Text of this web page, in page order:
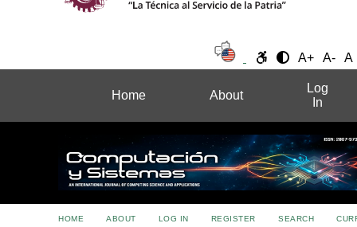
A+ A- A
Home About
Log
In
HOME ABOUT LOG IN REGISTER SEARCH